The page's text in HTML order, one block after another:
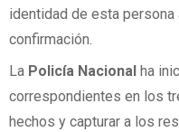
identidad de esta
confirmación.
La Policía Nacional ha
correspondientes en los
hechos y capturar a los